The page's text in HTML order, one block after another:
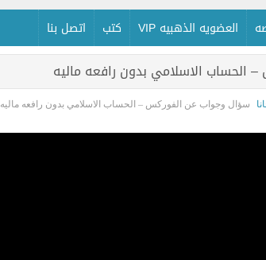
العضويه الذهبيه VIP كتب اتصل بنا
الاسلامي بدون رافعه ماليه
سؤال وجواب عن الفوركس – الحساب الاسلامي بدون رافعه ماليه